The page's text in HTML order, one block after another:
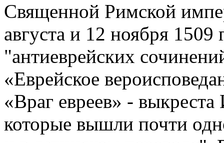
Священной Римской
августа и 12 ноября 1509
"антиеврейских
«Еврейское
«Враг евреев» -
которые вышли почти